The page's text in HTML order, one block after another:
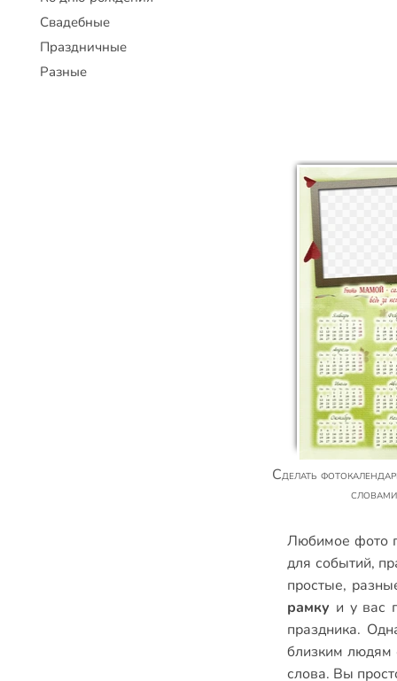
Сделать фотокалендарь для мамы с нежными
Любимое фото
для событий,
простые,
рамку и у вас
праздника.
близким людям
слова. Вы
Свадебные
Праздничные
Разные